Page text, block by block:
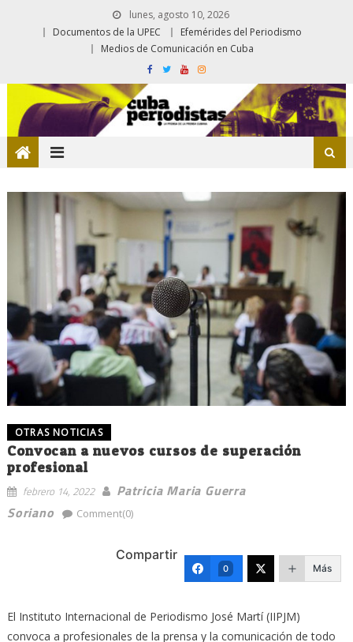
lunes, agosto 10, 2026
Documentos de la UPEC
Efemérides del Periodismo
Medios de Comunicación en Cuba
OTRAS NOTICIAS
Convocan a nuevos cursos de superación
profesional
febrero 14, 2022
Patricia Maria Guerra
Soriano
Comment(0)
Compartir
0 Más
El Instituto Internacional de Periodismo José Martí (IIPJM)
convoca a profesionales de la prensa y la comunicación de todo